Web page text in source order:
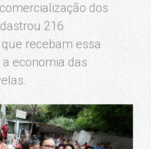
dos
216
recebam essa
economia das